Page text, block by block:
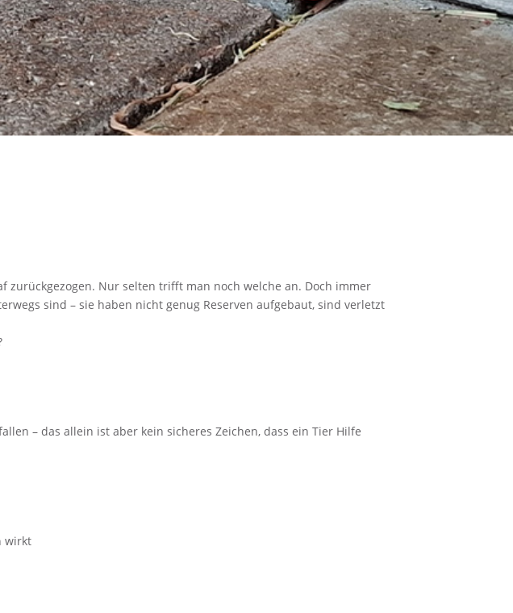
zurückgezogen. Nur selten trifft man noch welche an. Doch immer
sind – sie haben nicht genug Reserven aufgebaut, sind verletzt
– das allein ist aber kein sicheres Zeichen, dass ein Tier Hilfe
wirkt